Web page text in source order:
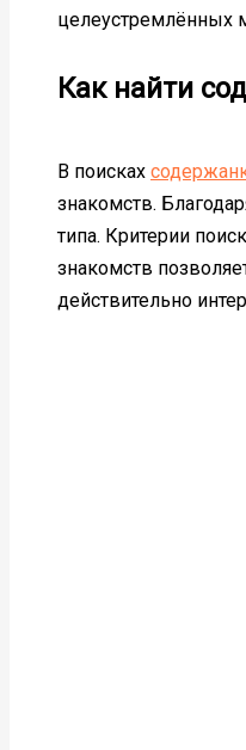
целеустремлённых
Как найти
В поисках
знакомств.
типа. Критерии
знакомств
действительно